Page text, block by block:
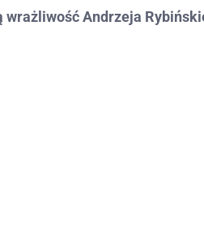
wrażliwość Andrzeja